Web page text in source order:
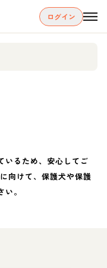
ログイン
いるため、安心してご
向けて、保護犬や保護
。